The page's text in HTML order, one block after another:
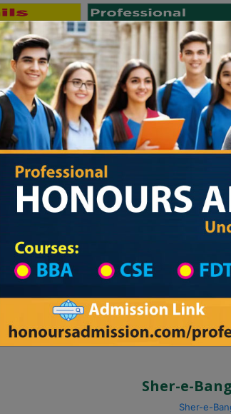
Public University Private University
Private
Sher-e-
Sher-e-